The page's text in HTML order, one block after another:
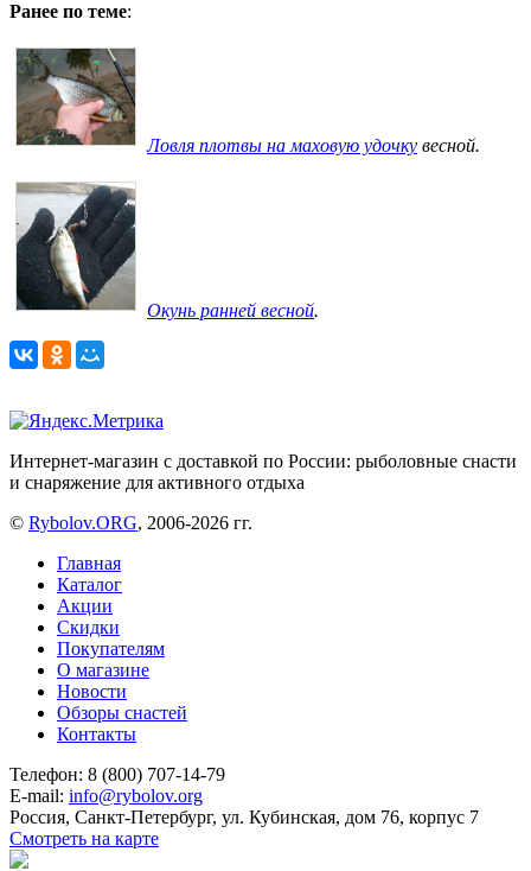
Ранее по теме:
Ловля плотвы на маховую удочку весной.
Окунь ранней весной.
Интернет-магазин с доставкой по России: рыболовные снасти
и снаряжение для активного отдыха
© Rybolov.ORG, 2006-2026 гг.
Главная
Каталог
Акции
Скидки
Покупателям
О магазине
Новости
Обзоры снастей
Контакты
Телефон: 8 (800) 707-14-79
E-mail: info@rybolov.org
Россия, Санкт-Петербург, ул. Кубинская, дом 76, корпус 7
Смотреть на карте